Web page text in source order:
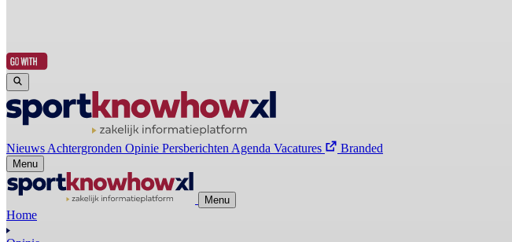
Nieuws Achtergronden Opinie Persberichten Agenda Vacatures Branded
Menu
Menu
Home